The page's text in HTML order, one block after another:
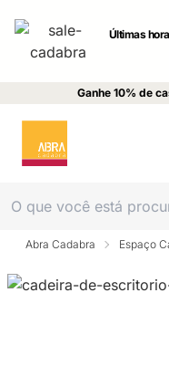
Últimas
Ganhe 10% de
Abra Cadabra Espaço